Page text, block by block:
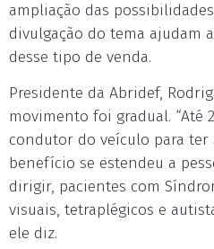
ampliação das
divulgação do tema ajudam
desse tipo de venda.
Presidente da Abridef,
movimento foi gradual. “Até
condutor do veículo para ter
benefício se estendeu a
dirigir, pacientes com
visuais, tetraplégicos e
ele diz.